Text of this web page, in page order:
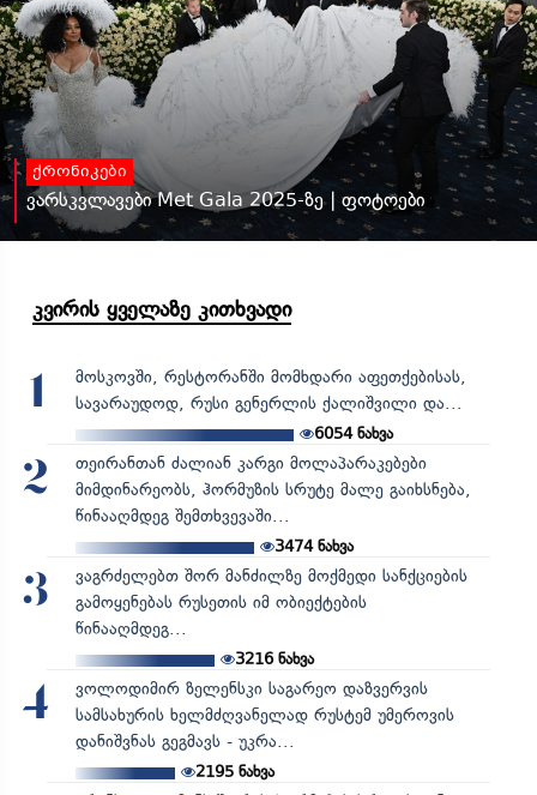
ქრონიკები
ვარსკვლავები Met Gala 2025-ზე | ფოტოები
კვირის ყველაზე კითხვადი
1
მოსკოვში, რესტორანში მომხდარი აფეთქებისას,
სავარაუდოდ, რუსი გენერლის ქალიშვილი და...
6054ნახვა
2
თეირანთან ძალიან კარგი მოლაპარაკებები
მიმდინარეობს, ჰორმუზის სრუტე მალე გაიხსნება,
წინააღმდეგ შემთხვევაში...
3474ნახვა
3
ვაგრძელებთ შორ მანძილზე მოქმედი სანქციების
გამოყენებას რუსეთის იმ ობიექტების
წინააღმდეგ...
3216ნახვა
4
ვოლოდიმირ ზელენსკი საგარეო დაზვერვის
სამსახურის ხელმძღვანელად რუსტემ უმეროვის
დანიშვნას გეგმავს - უკრა...
2195ნახვა